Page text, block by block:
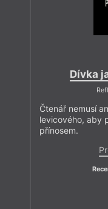
Dívka
Čtenář nemusí
levicového, aby
přínosem.